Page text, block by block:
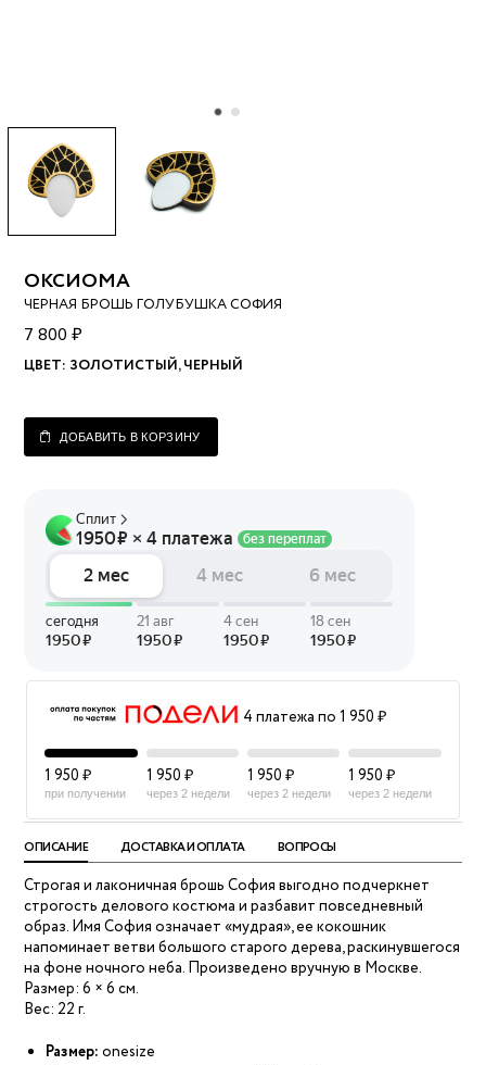
ОКСИОМА
ЧЕРНАЯ БРОШЬ ГОЛУБУШКА СОФИЯ
7 800 ₽
ЦВЕТ: ЗОЛОТИСТЫЙ, ЧЕРНЫЙ
ДОБАВИТЬ В КОРЗИНУ
4 платежа по 1 950 ₽
1 950 ₽
при получении
1 950 ₽
через 2 недели
1 950 ₽
через 2 недели
1 950 ₽
через 2 недели
ОПИСАНИЕ ДОСТАВКА И ОПЛАТА ВОПРОСЫ
Строгая и лаконичная брошь София выгодно подчеркнет
строгость делового костюма и разбавит повседневный
образ. Имя София означает «мудрая», ее кокошник
напоминает ветви большого старого дерева, раскинувшегося
на фоне ночного неба. Произведено вручную в Москве.
Размер: 6 × 6 см.
Вес: 22 г.
Размер: onesize